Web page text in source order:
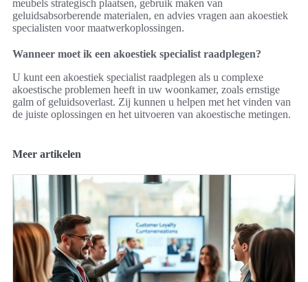
meubels strategisch plaatsen, gebruik maken van
geluidsabsorberende materialen, en advies vragen aan akoestiek
specialisten voor maatwerkoplossingen.
Wanneer moet ik een akoestiek specialist raadplegen?
U kunt een akoestiek specialist raadplegen als u complexe
akoestische problemen heeft in uw woonkamer, zoals ernstige
galm of geluidsoverlast. Zij kunnen u helpen met het vinden van
de juiste oplossingen en het uitvoeren van akoestische metingen.
Meer artikelen